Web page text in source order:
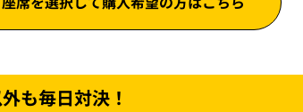
も毎日対決！